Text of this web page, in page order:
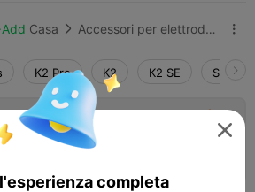
Add Casa  Accessori per elettrodomestici 
K2 Pro K2 K2 SE
Holder - 0.2mm layer, 3 walls, 15%
01h 10m
4.7

completa